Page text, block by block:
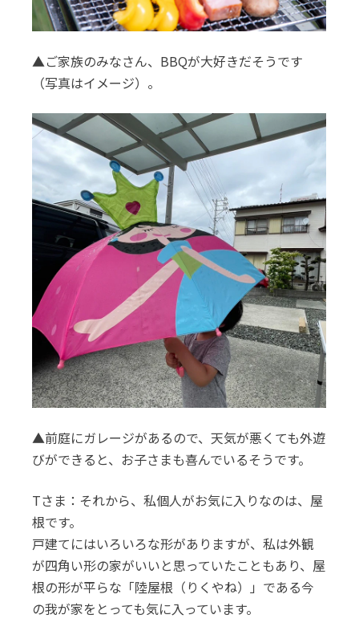
▲ご家族のみなさん、BBQが大好きだそうです
（写真はイメージ）。
▲前庭にガレージがあるので、天気が悪くても外遊
びができると、お子さまも喜んでいるそうです。
Tさま：それから、私個人がお気に入りなのは、屋
根です。
戸建てにはいろいろな形がありますが、私は外観
が四角い形の家がいいと思っていたこともあり、屋
根の形が平らな「陸屋根（りくやね）」である今
の我が家をとっても気に入っています。